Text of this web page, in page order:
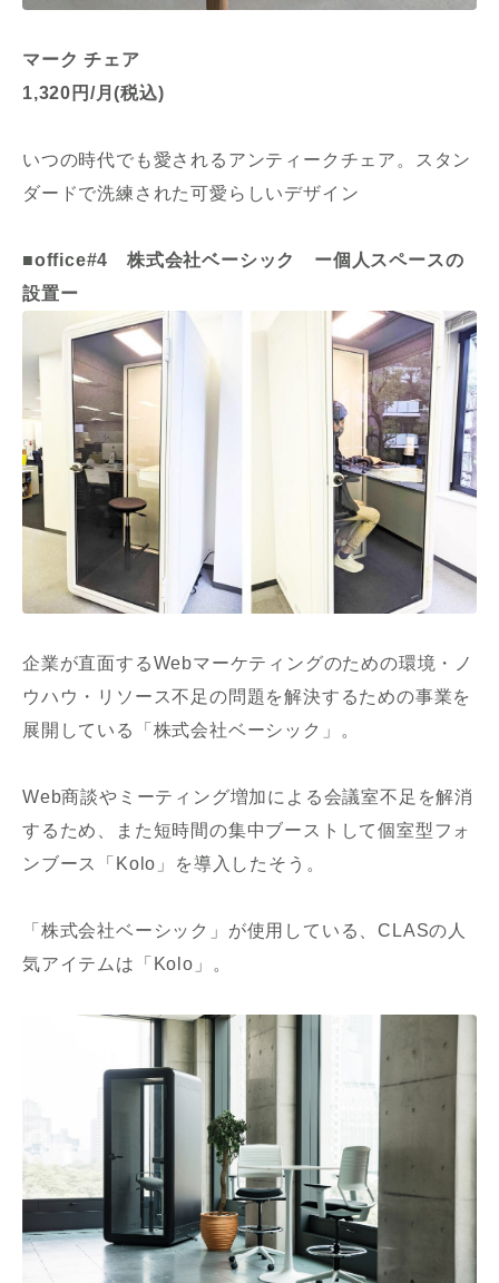
マーク チェア
1,320円/月(税込)
いつの時代でも愛されるアンティークチェア。スタン
ダードで洗練された可愛らしいデザイン
■office#4 株式会社ベーシック ー個人スペースの
設置ー
企業が直面するWebマーケティングのための環境・ノ
ウハウ・リソース不足の問題を解決するための事業を
展開している「株式会社ベーシック」。
Web商談やミーティング増加による会議室不足を解消
するため、また短時間の集中ブーストして個室型フォ
ンブース「Kolo」を導入したそう。
「株式会社ベーシック」が使用している、CLASの人
気アイテムは「Kolo」。